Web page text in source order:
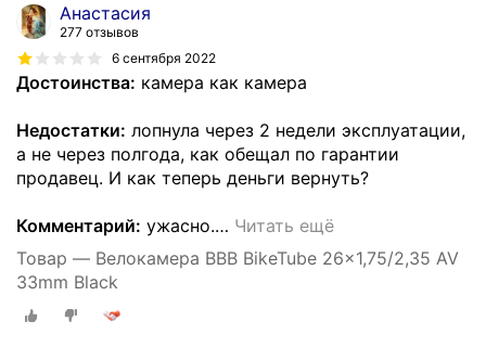
Анастасия
277 отзывов
6 сентября 2022
Достоинства: камера как камера
Недостатки: лопнула через 2 недели эксплуатации,
а не через полгода, как обещал по гарантии
продавец. И как теперь деньги вернуть?
Комментарий: ужасно.… Читать ещё
Товар — Велокамера BBB BikeTube 26x1,75/2,35 AV
33mm Black